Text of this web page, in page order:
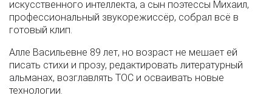
искусственного интеллекта, а сын поэтессы Михаил,
профессиональный звукорежиссёр, собрал всё в
готовый клип.
Алле Васильевне 89 лет, но возраст не мешает ей
писать стихи и прозу, редактировать литературный
альманах, возглавлять ТОС и осваивать новые
технологии.